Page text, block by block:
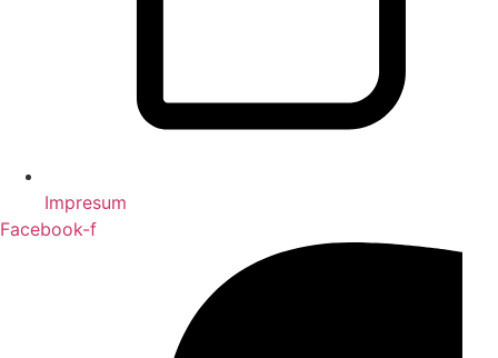
Impresum
Facebook-f